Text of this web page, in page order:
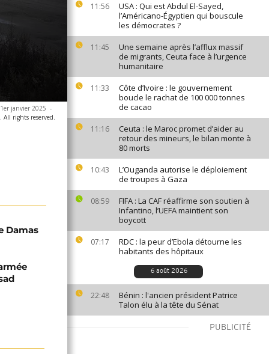
11:56
USA : Qui est Abdul El-Sayed,
l’Américano-Égyptien qui bouscule
les démocrates ?
11:45
Une semaine après l’afflux massif
de migrants, Ceuta face à l’urgence
humanitaire
11:33
Côte d’Ivoire : le gouvernement
boucle le rachat de 100 000 tonnes
de cacao
11:16
Ceuta : le Maroc promet d’aider au
retour des mineurs, le bilan monte à
80 morts
10:43
L’Ouganda autorise le déploiement
de troupes à Gaza
08:59
FIFA : La CAF réaffirme son soutien à
Infantino, l’UEFA maintient son
boycott
07:17
RDC : la peur d’Ebola détourne les
habitants des hôpitaux
6 août 2026
22:48
Bénin : l'ancien président Patrice
Talon élu à la tête du Sénat
PUBLICITÉ
janvier 2025 -
All rights reserved.
Damas